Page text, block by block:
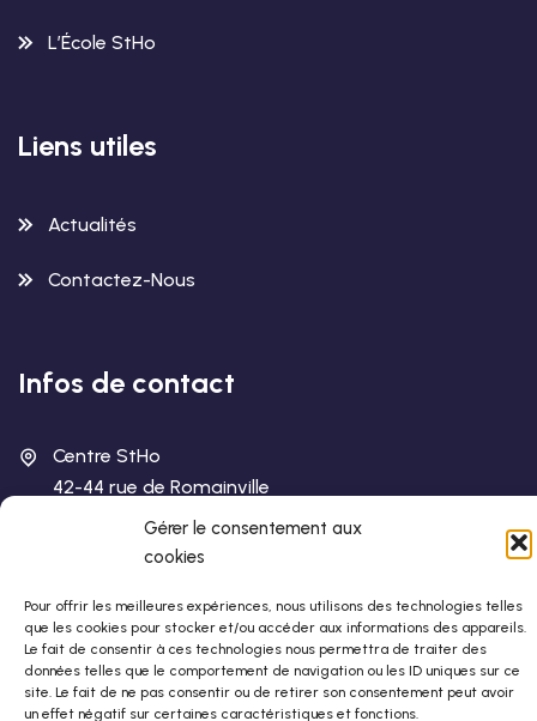
Gérer le consentement aux
cookies
Pour offrir les meilleures expériences, nous utilisons des technologies telles
que les cookies pour stocker et/ou accéder aux informations des appareils.
Le fait de consentir à ces technologies nous permettra de traiter des
données telles que le comportement de navigation ou les ID uniques sur ce
site. Le fait de ne pas consentir ou de retirer son consentement peut avoir
un effet négatif sur certaines caractéristiques et fonctions.
L’École StHo
Liens utiles
Actualités
Contactez-Nous
Infos de contact
Centre StHo
42-44 rue de Romainville
75019 Paris
stho@stho.org